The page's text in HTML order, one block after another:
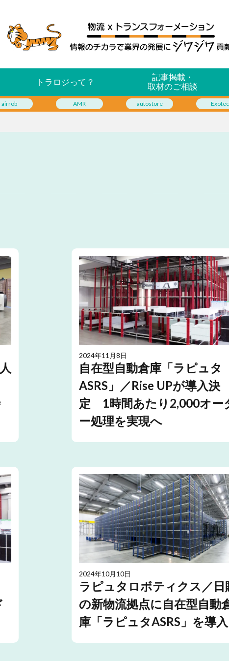
トラロジって？
記事掲載・
取材のご相談
airrob AMR autostore Exotec
2024年11月8日
自在型自動倉庫「ラピュタ
ASRS」／Rise UPが導入決
定 1時間あたり2,000オー
ー処理を実現へ
2024年10月10日
ラピュタロボティクス／日
の新物流拠点に自在型自動
庫「ラピュタASRS」を導入